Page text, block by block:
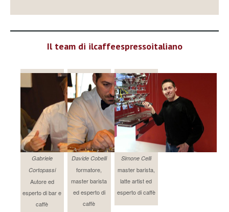
Il team di ilcaffeespressoitaliano
Gabriele
Cortopassi
Autore ed
esperto di bar e
caffè
Davide Cobelli
formatore,
master barista
ed esperto di
caffè
Simone Celli
master barista,
latte artist ed
esperto di caffè